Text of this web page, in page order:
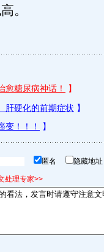
。
匿名 隐藏地
处理专家>>